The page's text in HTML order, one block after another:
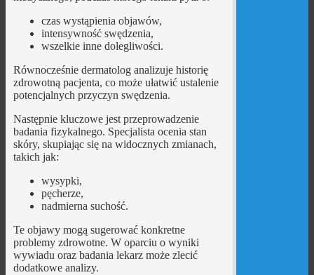
czas wystąpienia objawów,
intensywność swędzenia,
wszelkie inne dolegliwości.
Równocześnie dermatolog analizuje historię
zdrowotną pacjenta, co może ułatwić ustalenie
potencjalnych przyczyn swędzenia.
Następnie kluczowe jest przeprowadzenie
badania fizykalnego. Specjalista ocenia stan
skóry, skupiając się na widocznych zmianach,
takich jak:
wysypki,
pęcherze,
nadmierna suchość.
Te objawy mogą sugerować konkretne
problemy zdrowotne. W oparciu o wyniki
wywiadu oraz badania lekarz może zlecić
dodatkowe analizy.